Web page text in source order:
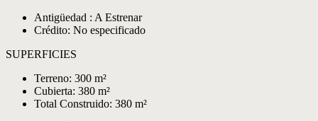
Antigüedad : A Estrenar
Crédito: No especificado
SUPERFICIES
Terreno: 300 m²
Cubierta: 380 m²
Total Construido: 380 m²